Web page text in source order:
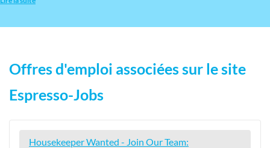
Offres d'emploi associées sur le site
Espresso-Jobs
Housekeeper Wanted - Join Our Team: